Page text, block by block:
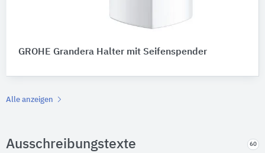
GROHE Grandera Halter mit Seifenspender
Alle anzeigen
Ausschreibungstexte 60